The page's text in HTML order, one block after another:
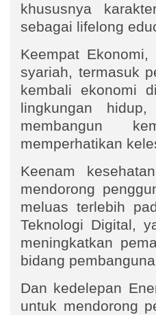
khususnya
sebagai lifelong
Keempat
syariah, termasuk
kembali ekonomi
lingkungan
membangun
memperhatikan
Keenam
mendorong
meluas terlebih
Teknologi Digital,
meningkatkan
bidang
Dan kedelepan
untuk mendorong